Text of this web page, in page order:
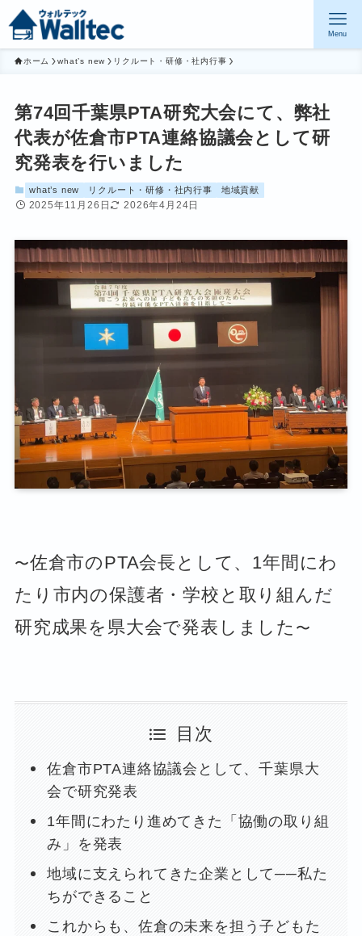
Menu
ホーム what’s new リクルート・研修・社内行事
第74回千葉県PTA研究大会にて、弊社
代表が佐倉市PTA連絡協議会として研
究発表を行いました
what’s new リクルート・研修・社内行事 地域貢献
2025年11月26日 2026年4月24日
〜佐倉市のPTA会長として、1年間にわ
たり市内の保護者・学校と取り組んだ
研究成果を県大会で発表しました 〜
目次
佐倉市PTA連絡協議会として、千葉県大
会で研究発表
1年間にわたり進めてきた「協働の取り組
み」を発表
地域に支えられてきた企業として──私た
ちができること
これからも、佐倉の未来を担う子どもた